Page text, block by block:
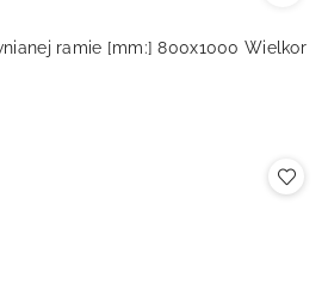
ramie [mm:] 800x1000 Wielkor